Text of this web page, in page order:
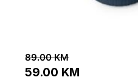
89.00KM
59.00 KM